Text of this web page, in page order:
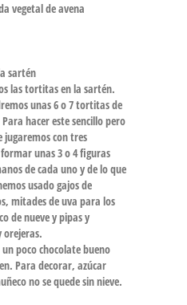
vegetal de avena
sartén
las tortitas en la sartén.
unas 6 o 7 tortitas de
hacer este sencillo pero
jugaremos con tres
unas 3 o 4 figuras
de cada uno y de lo que
usado gajos de
mitades de uva para los
de nueve y pipas y
orejeras.
poco chocolate bueno
Para decorar, azúcar
no se quede sin nieve.